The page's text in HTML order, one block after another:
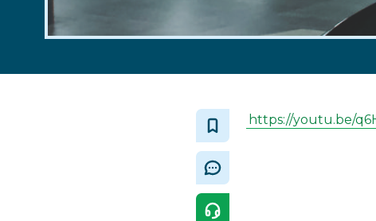
https://youtu.be/